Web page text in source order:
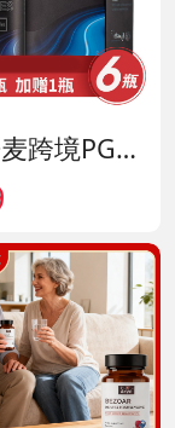
PG结节消复合片 货号138605